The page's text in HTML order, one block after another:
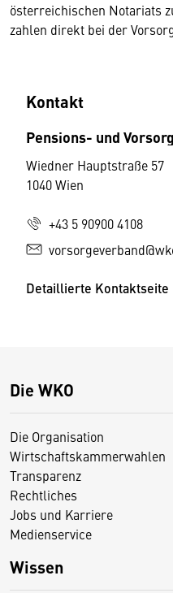
österreichischen Notariats
zahlen direkt bei der
Kontakt
Pensions- und
Wiedner Hauptstraße 57
1040 Wien
+43 5 90900 4108
Detaillierte Kontaktseite
Die WKO
Die Organisation
Wirtschaftskammerwahlen
Transparenz
Rechtliches
Jobs und Karriere
Medienservice
Wissen